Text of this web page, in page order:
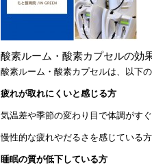
酸素ルーム・酸素カプセルの効
酸素ルーム・酸素カプセルは、以下
疲れが取れにくいと感じる方
気温差や季節の変わり目で体調がす
慢性的な疲れやだるさを感じている方
睡眠の質が低下している方